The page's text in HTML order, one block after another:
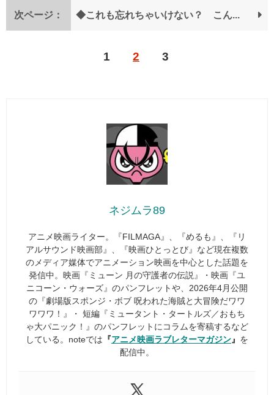
次ページ：
1 2 3
ネジムラ89
アニメ映画ライター。『FILMAGA』、『めるも』、『リ
アルサウンド映画部』、『映画ひとっとび』など現在複数
のメディア媒体でアニメーション映画を中心とした話題を
発信中。映画『ミューン 月の守護者の伝説』・映画『ユ
ニコーン・ウォーズ』のパンフレットや、2026年4月公開
の『劇場版スポンジ・ボブ 呪われた海賊と大冒険だワワ
ワワワ！』・ 短編『ミュータント・タートルズ／おもち
ゃ大パニック！』のパンフレットにコラムを寄稿するなど
している。noteでは 『アニメ映画ラブレターマガジン 』 を
配信中。